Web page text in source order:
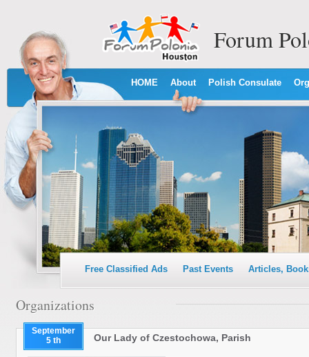
Forum
HOME About Polish Consulate
Free Classified Ads Past Events Articles,
Organizations
September
5 th
Our Lady of Czestochowa, Parish